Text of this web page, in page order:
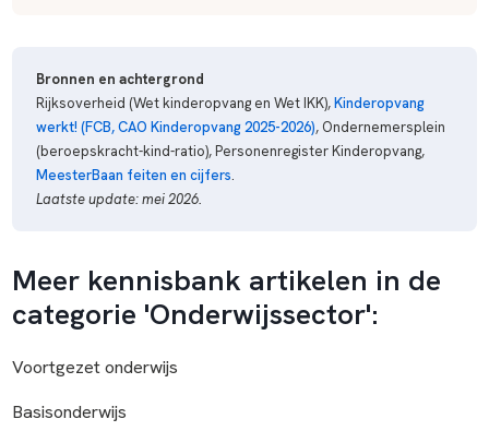
Bronnen en achtergrond
Rijksoverheid (Wet kinderopvang en Wet IKK),Kinderopvang
werkt! (FCB, CAO Kinderopvang 2025-2026), Ondernemersplein
(beroepskracht-kind-ratio), Personenregister Kinderopvang,
MeesterBaan feiten en cijfers.
Laatste update: mei 2026.
Meer kennisbank artikelen in de
categorie 'Onderwijssector':
Voortgezet onderwijs
Basisonderwijs